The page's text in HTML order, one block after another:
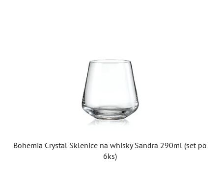
Bohemia Crystal Sklenice na whisky Sandra 290ml (set po
6ks)